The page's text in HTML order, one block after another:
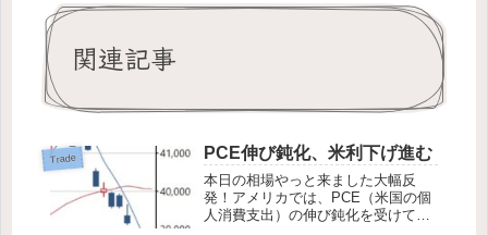
関連記事
Trade PCE伸び鈍化、米利下げ進む
本日の相場やっと来ました大幅反
発！アメリカでは、PCE（米国の個
人消費支出）の伸び鈍化を受けて政